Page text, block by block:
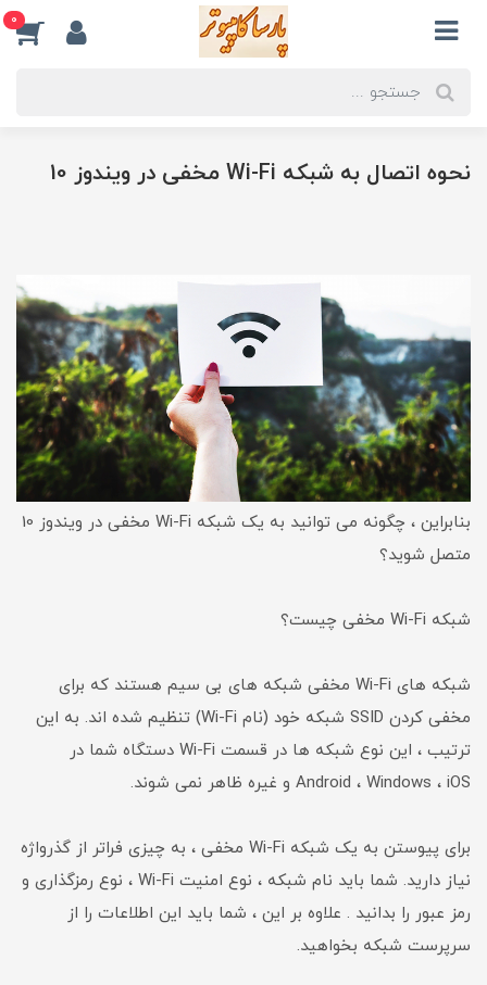
0
نحوه اتصال به شبکه Wi-Fi مخفی در ویندوز 10
بنابراین ، چگونه می توانید به یک شبکه Wi-Fi مخفی در ویندوز 10
متصل شوید؟
شبکه Wi-Fi مخفی چیست؟
شبکه های Wi-Fi مخفی شبکه های بی سیم هستند که برای
مخفی کردن SSID شبکه خود (نام Wi-Fi) تنظیم شده اند. به این
ترتیب ، این نوع شبکه ها در قسمت Wi-Fi دستگاه شما در
Android ، Windows ، iOS و غیره ظاهر نمی شوند.
برای پیوستن به یک شبکه Wi-Fi مخفی ، به چیزی فراتر از گذرواژه
نیاز دارید. شما باید نام شبکه ، نوع امنیت Wi-Fi ، نوع رمزگذاری و
رمز عبور را بدانید . علاوه بر این ، شما باید این اطلاعات را از
سرپرست شبکه بخواهید.